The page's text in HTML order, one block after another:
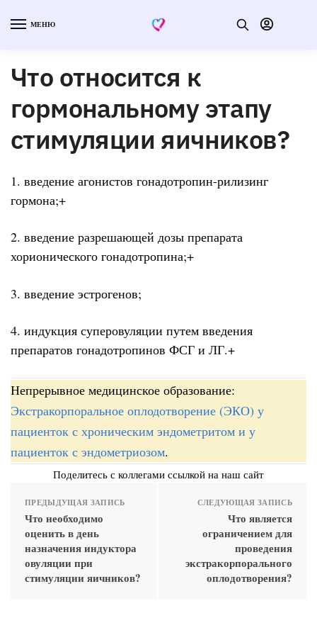
МЕНЮ
Что относится к
гормональному этапу
стимуляции яичников?
1. введение агонистов гонадотропин-рилизинг
гормона;+
2. введение разрешающей дозы препарата
хорионического гонадотропина;+
3. введение эстрогенов;
4. индукция суперовуляции путем введения
препаратов гонадотропинов ФСГ и ЛГ.+
Непрерывное медицинское образование:
Экстракорпоральное оплодотворение (ЭКО) у
пациенток с хроническим эндометритом и у
пациенток с эндометриозом.
Поделитесь с коллегами ссылкой на наш сайт
ПРЕДЫДУЩАЯ ЗАПИСЬ
Что необходимо
оценить в день
назначения индуктора
овуляции при
стимуляции яичников?
СЛЕДУЮЩАЯ ЗАПИСЬ
Что является
ограничением для
проведения
экстракорпорального
оплодотворения?